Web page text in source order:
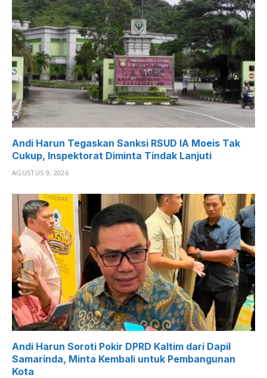
Andi Harun Tegaskan Sanksi RSUD IA Moeis Tak
Cukup, Inspektorat Diminta Tindak Lanjuti
AGUSTUS 9, 2026
Andi Harun Soroti Pokir DPRD Kaltim dari Dapil
Samarinda, Minta Kembali untuk Pembangunan
Kota